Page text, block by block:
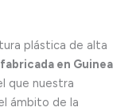
plástica de alta
fabricada en Guinea
que nuestra
ámbito de la